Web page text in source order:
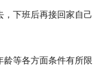
，下班后再接回家自己
龄等各方面条件有所限